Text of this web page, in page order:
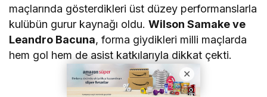
maçlarında gösterdikleri üst düzey performanslarla
kulübün gurur kaynağı oldu.Wilson Samake ve
Leandro Bacuna, forma giydikleri milli maçlarda
hem gol hem de asist katkılarıyla dikkat çekti.